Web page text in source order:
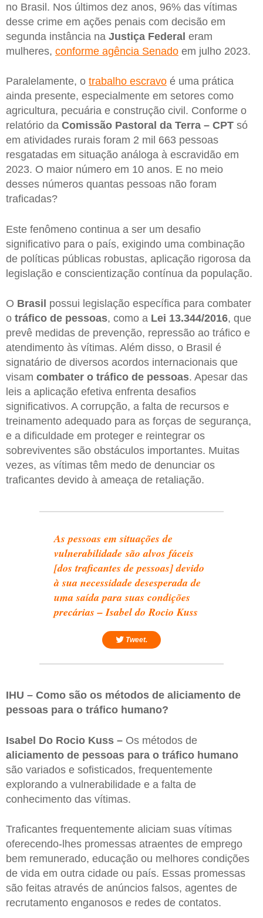
no Brasil. Nos últimos dez anos, 96% das vítimas
desse crime em ações penais com decisão em
segunda instância na Justiça Federal eram
mulheres, conforme agência Senado em julho 2023.
Paralelamente, o trabalho escravo é uma prática
ainda presente, especialmente em setores como
agricultura, pecuária e construção civil. Conforme o
relatório da Comissão Pastoral da Terra – CPT só
em atividades rurais foram 2 mil 663 pessoas
resgatadas em situação análoga à escravidão em
2023. O maior número em 10 anos. E no meio
desses números quantas pessoas não foram
traficadas?
Este fenômeno continua a ser um desafio
significativo para o país, exigindo uma combinação
de políticas públicas robustas, aplicação rigorosa da
legislação e conscientização contínua da população.
O Brasil possui legislação específica para combater
o tráfico de pessoas, como a Lei 13.344/2016, que
prevê medidas de prevenção, repressão ao tráfico e
atendimento às vítimas. Além disso, o Brasil é
signatário de diversos acordos internacionais que
visam combater o tráfico de pessoas. Apesar das
leis a aplicação efetiva enfrenta desafios
significativos. A corrupção, a falta de recursos e
treinamento adequado para as forças de segurança,
e a dificuldade em proteger e reintegrar os
sobreviventes são obstáculos importantes. Muitas
vezes, as vítimas têm medo de denunciar os
traficantes devido à ameaça de retaliação.
As pessoas em situações de
vulnerabilidade são alvos fáceis
[dos traficantes de pessoas] devido
à sua necessidade desesperada de
uma saída para suas condições
precárias – Isabel do Rocio Kuss
Tweet.
IHU – Como são os métodos de aliciamento de
pessoas para o tráfico humano?
Isabel Do Rocio Kuss – Os métodos de
aliciamento de pessoas para o tráfico humano
são variados e sofisticados, frequentemente
explorando a vulnerabilidade e a falta de
conhecimento das vítimas.
Traficantes frequentemente aliciam suas vítimas
oferecendo-lhes promessas atraentes de emprego
bem remunerado, educação ou melhores condições
de vida em outra cidade ou país. Essas promessas
são feitas através de anúncios falsos, agentes de
recrutamento enganosos e redes de contatos.